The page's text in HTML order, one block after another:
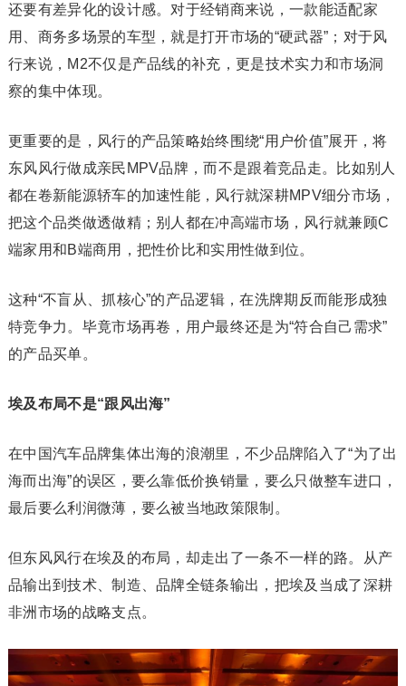
还要有差异化的设计感。对于经销商来说，一款能适配家
用、商务多场景的车型，就是打开市场的“硬武器”；对于风
行来说，M2不仅是产品线的补充，更是技术实力和市场洞
察的集中体现。
更重要的是，风行的产品策略始终围绕“用户价值”展开，将
东风风行做成亲民MPV品牌，而不是跟着竞品走。比如别人
都在卷新能源轿车的加速性能，风行就深耕MPV细分市场，
把这个品类做透做精；别人都在冲高端市场，风行就兼顾C
端家用和B端商用，把性价比和实用性做到位。
这种“不盲从、抓核心”的产品逻辑，在洗牌期反而能形成独
特竞争力。毕竟市场再卷，用户最终还是为“符合自己需求”
的产品买单。
埃及布局不是“跟风出海”
在中国汽车品牌集体出海的浪潮里，不少品牌陷入了“为了出
海而出海”的误区，要么靠低价换销量，要么只做整车进口，
最后要么利润微薄，要么被当地政策限制。
但东风风行在埃及的布局，却走出了一条不一样的路。从产
品输出到技术、制造、品牌全链条输出，把埃及当成了深耕
非洲市场的战略支点。